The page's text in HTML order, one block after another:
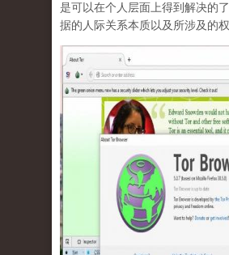
是可以在个人层面上得到解决的
据的人际关系本质以及所涉及的权